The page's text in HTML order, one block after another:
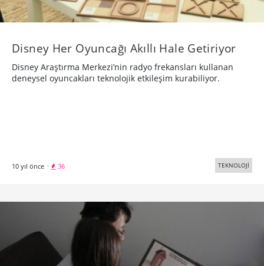
Disney Her Oyuncağı Akıllı Hale Getiriyor
Disney Araştırma Merkezi’nin radyo frekansları kullanan
deneysel oyuncakları teknolojik etkileşim kurabiliyor.
10 yıl önce · 36 TEKNOLOJİ